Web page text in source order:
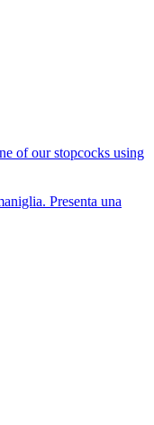
of our stopcocks using
Presenta una